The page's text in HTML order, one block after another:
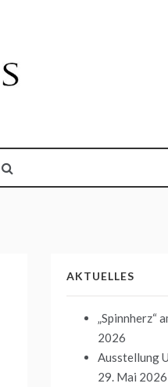
AKTUELLES
„Spinnherz“
2026
Ausstellung
29. Mai 2026